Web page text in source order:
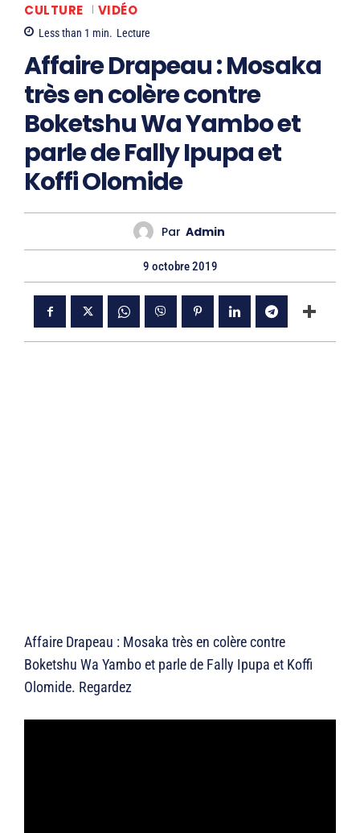
CULTURE VIDÉO
Less than 1 min. Lecture
Affaire Drapeau : Mosaka
très en colère contre
Boketshu Wa Yambo et
parle de Fally Ipupa et
Koffi Olomide
Par Admin
9 octobre 2019
Affaire Drapeau : Mosaka très en colère contre
Boketshu Wa Yambo et parle de Fally Ipupa et Koffi
Olomide. Regardez